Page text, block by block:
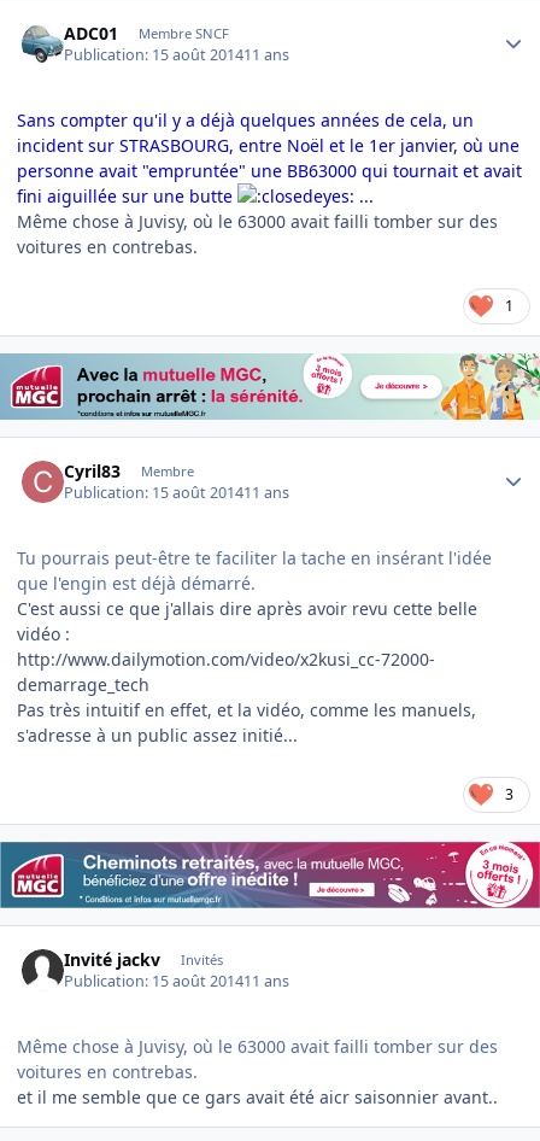
ADC01 Membre SNCF
Publication: 15 août 201411 ans
Sans compter qu'il y a déjà quelques années de cela, un
incident sur STRASBOURG, entre Noël et le 1er janvier, où une
personne avait "empruntée" une BB63000 qui tournait et avait
fini aiguillée sur une butte
...
Même chose à Juvisy, où le 63000 avait failli tomber sur des
voitures en contrebas.
1
Cyril83 Membre
Publication: 15 août 201411 ans
Tu pourrais peut-être te faciliter la tache en insérant l'idée
que l'engin est déjà démarré.
C'est aussi ce que j'allais dire après avoir revu cette belle
vidéo :
http://www.dailymotion.com/video/x2kusi_cc-72000-
demarrage_tech
Pas très intuitif en effet, et la vidéo, comme les manuels,
s'adresse à un public assez initié...
3
Invité jackv Invités
Publication: 15 août 201411 ans
Même chose à Juvisy, où le 63000 avait failli tomber sur des
voitures en contrebas.
et il me semble que ce gars avait été aicr saisonnier avant..